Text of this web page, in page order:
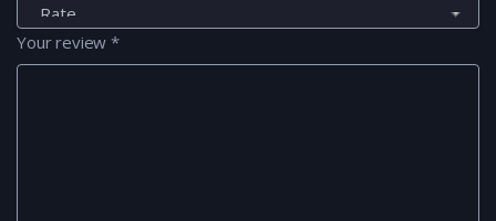
Your review*